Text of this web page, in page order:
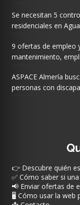
Se necesitan 5
residenciales en
9 ofertas de empleo
mantenimiento,
ASPACE Almería
personas con
👉 Descubre quién
✅ Cómo saber si
📢 Enviar ofertas de
🖥️ Cómo usar la web